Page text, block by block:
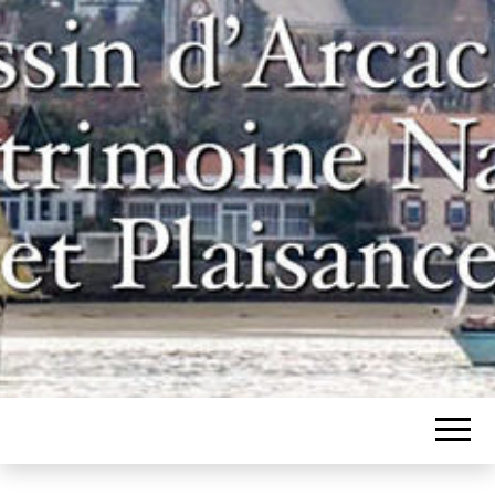
BASSIN
D'ARCACHON,
PATRIMOINE
NAVAL ET
Un site pour les inconditionnels des
bateaux et de l'histoire du bassin
d'Arcachon